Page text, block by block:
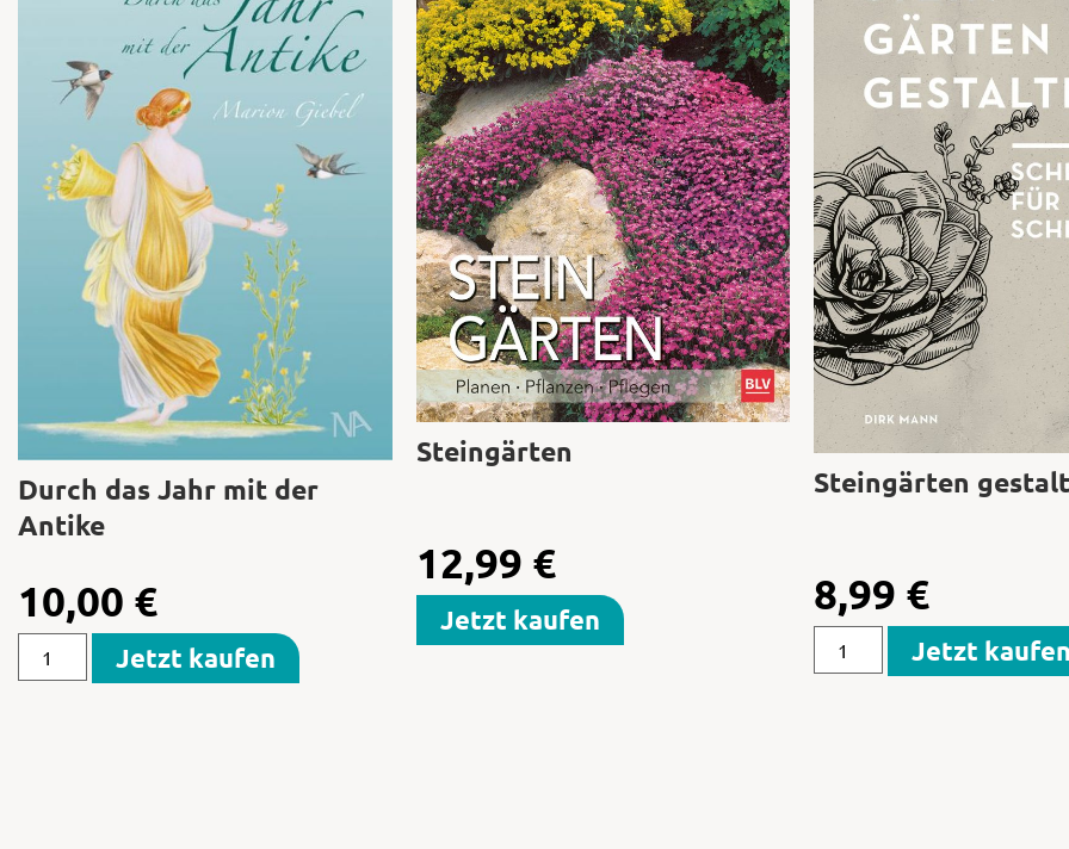
Durch das Jahr mit der
Antike
10,00 €
Jetzt kaufen
Steingärten
12,99 €
Jetzt kaufen
Steingärten
8,99 €
Jetzt